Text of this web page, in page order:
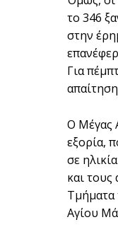
το 346
στην
Για
Ο Μέγας
εξορία,
σε
και
Τμήματα
Αγίου